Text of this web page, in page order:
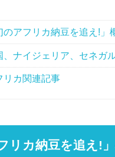
のアフリカ納豆を追え!」
、ナイジェリア、セネガ
リカ関連記事
リカ納豆を追え!